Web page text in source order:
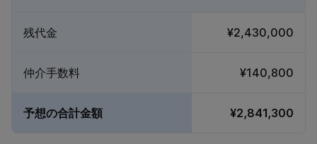
残代金 ¥2,430,000
仲介手数料 ¥140,800
予想の合計金額 ¥2,841,300